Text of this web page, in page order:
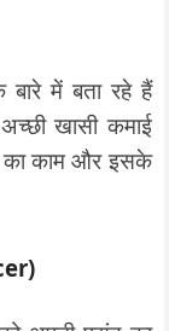
में बता रहे हैं
खासी कमाई
काम और इसके